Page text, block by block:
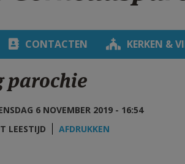
CONTACTEN KERKEN &
parochie
6 NOVEMBER 2019 - 16:54
LEESTIJD
AFDRUKKEN